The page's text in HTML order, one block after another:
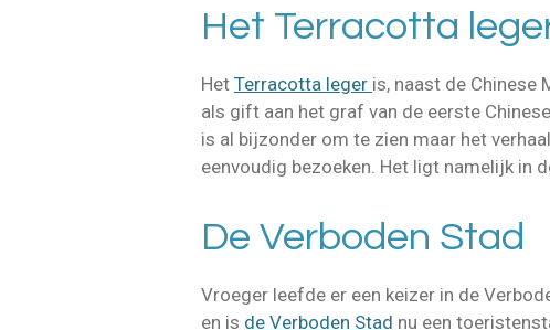
Het Terracotta
Het Terracotta leger is, naast de Chinese
als gift aan het graf van de eerste
is al bijzonder om te zien maar het
eenvoudig bezoeken. Het ligt namelijk in
De Verboden Stad
Vroeger leefde er een keizer in de
en is de Verboden Stad nu een